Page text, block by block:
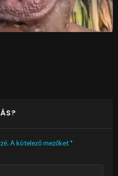
A kötelező mezőket*